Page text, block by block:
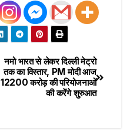
नमो भारत से लेकर दिल्ली मेट्रो
तक का विस्तार, PM मोदी आज
12200 करोड़ की परियोजनाओं
की करेंगे शुरुआत